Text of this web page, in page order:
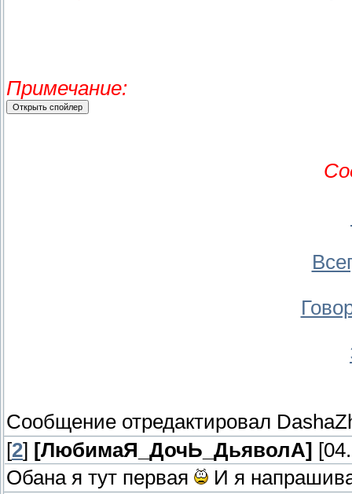
Примечание:
Сообщение отредактировал
[2] [ЛюбимаЯ_ДочЬ_ДьяволА]
Обана я тут первая
И я